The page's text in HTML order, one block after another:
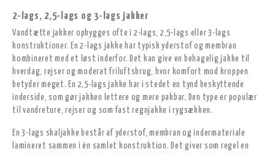
2-lags, 2,5-lags og 3-lags jakker
Vandtætte jakker opbygges ofte i 2-lags, 2,5-lags eller 3-lags
konstruktioner. En 2-lags jakke har typisk yderstof og membran
kombineret med et løst inderfor. Det kan give en behagelig jakke til
hverdag, rejser og moderat friluftsbrug, hvor komfort mod kroppen
betyder meget. En 2,5-lags jakke har i stedet en tynd beskyttende
inderside, som gør jakken lettere og mere pakbar. Den type er populær
til vandreture, rejser og som fast regnjakke i rygsækken.
En 3-lags skaljakke består af yderstof, membran og indermateriale
lamineret sammen i én samlet konstruktion. Det giver som regel en